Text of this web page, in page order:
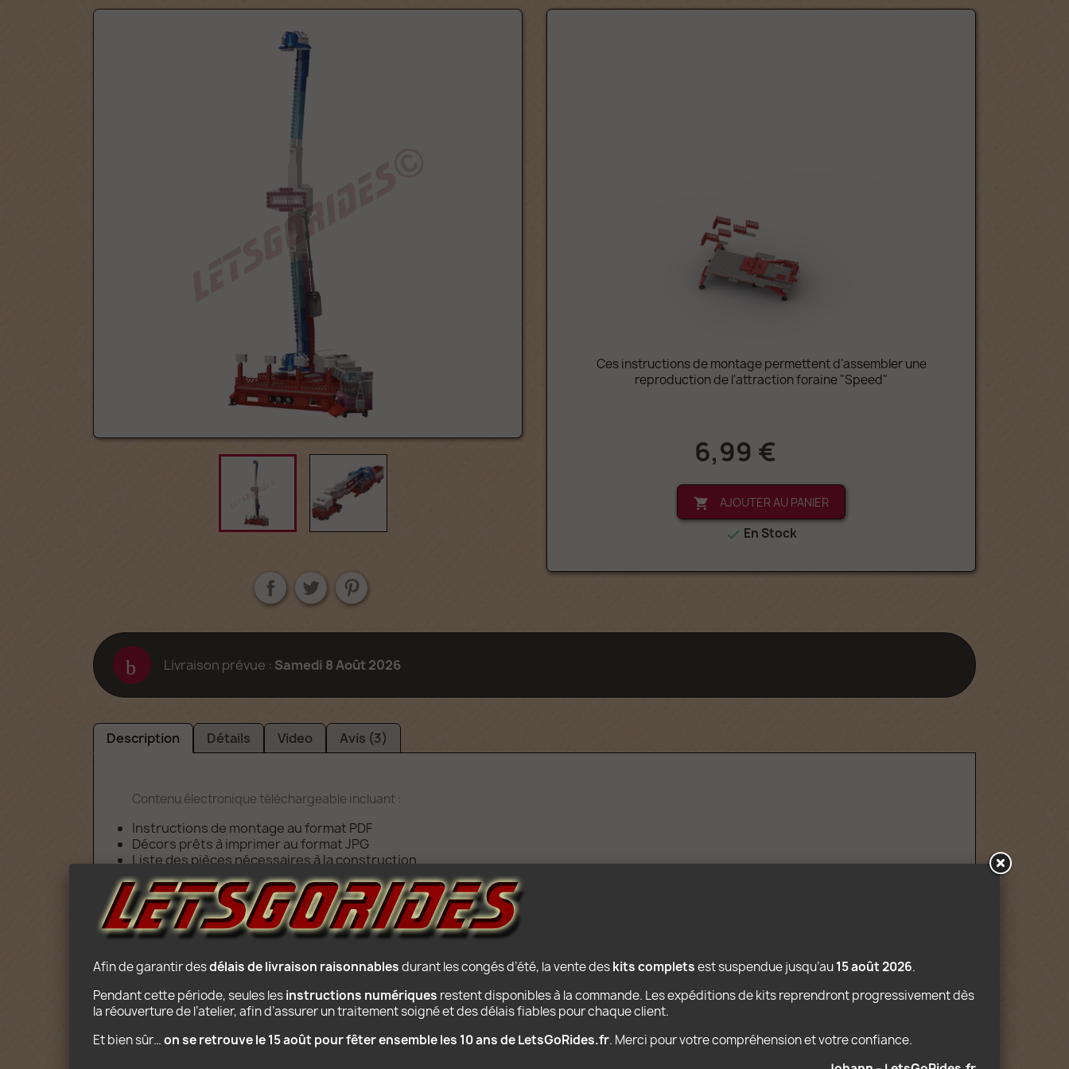
Ces instructions de montage permettent d'assembler une
reproduction de l'attraction foraine "Speed"
6,99 €
 AJOUTER AU PANIER
 En Stock
Livraison prévue : Samedi 8 Août 2026
Description Détails Video Avis (3)
Contenu électronique téléchargeable incluant :
Instructions de montage au format PDF
Décors prêts à imprimer au format JPG
Liste des pièces nécessaires à la construction
Indications permettant de replier l'attraction sur camion
Attention : Vous achetez des instructions de montage. Pour ce prix, les pièces Lego ne sont évidemment pas fournies.
PRODUITS POPULAIRES
Afin de garantir des délais de livraison raisonnables durant les congés d’été, la vente des kits complets est suspendue jusqu’au 15 août 2026.
Pendant cette période, seules les instructions numériques restent disponibles à la commande. Les expéditions de kits reprendront progressivement dès
la réouverture de l’atelier, afin d’assurer un traitement soigné et des délais fiables pour chaque client.
Et bien sûr… on se retrouve le 15 août pour fêter ensemble les 10 ans de LetsGoRides.fr. Merci pour votre compréhension et votre confiance.